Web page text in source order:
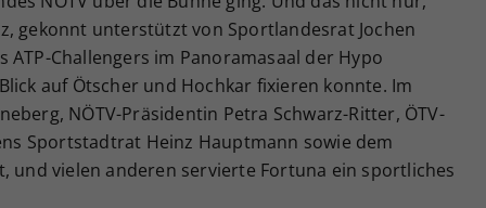
gekonnt unterstützt von Sportlandesrat Jochen
Challengers im Panoramasaal der Hypo
auf Ötscher und Hochkar fixieren konnte. Im
NÖTV-Präsidentin Petra Schwarz-Ritter, ÖTV-
Sportstadtrat Heinz Hauptmann sowie dem
und vielen anderen servierte Fortuna ein sportliches